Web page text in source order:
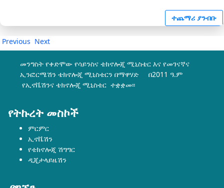
ተጨማሪ ያንብቡ
Previous Next
መንግስት የቀድሞው የሳይንስና ቴክኖሎጂ ሚኒስቴር እና የመገናኛና
ኢንፎርሜሽን ቴክኖሎጂ ሚኒስቴርን በማዋሃድ በ2011 ዓ.ም
የኢኖቬሽንና ቴክኖሎጂ ሚኒስቴር ተቋቋመ፡፡
የትኩረት መስኮች
ምርምር
ኢኖቬሽን
የቴክኖሎጂ ሽግግር
ዲጂታላይዜሽን